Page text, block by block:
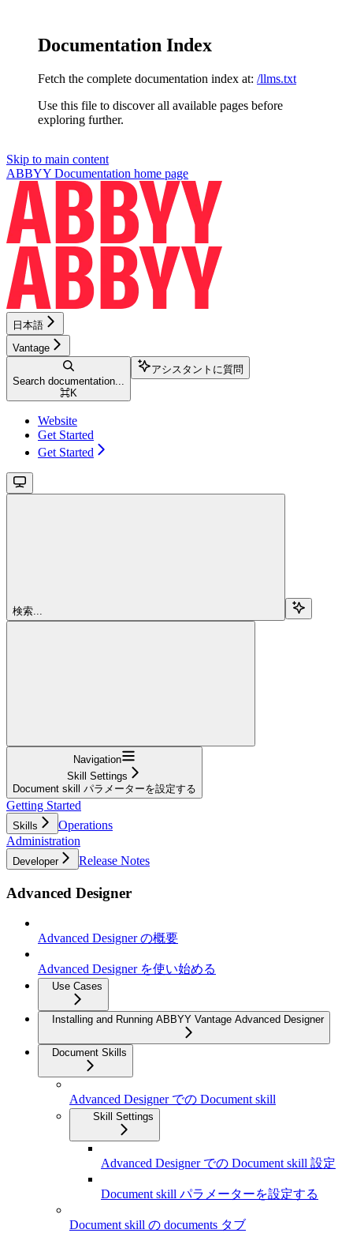
Documentation Index
Fetch the complete documentation index at: /llms.txt
Use this file to discover all available pages before
exploring further.
Skip to main content
ABBYY Documentation home page
日本語
Vantage
Search documentation...
⌘K
アシスタントに質問
Website
Get Started
Get Started
検索...
Navigation
Skill Settings
Document skill パラメーターを設定する
Getting Started
Skills
Operations
Administration
Developer Release Notes
Advanced Designer
Advanced Designer の概要
Advanced Designer を使い始める
Use Cases
Installing and Running ABBYY Vantage Advanced Designer
Document Skills
Advanced Designer での Document skill
Skill Settings
Advanced Designer での Document skill 設定
Document skill パラメーターを設定する
Document skill の documents タブ